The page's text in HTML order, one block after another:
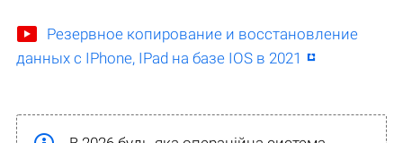
Резервное копирование и восстановление
данных с IPhone, IPad на базе IOS в 2021